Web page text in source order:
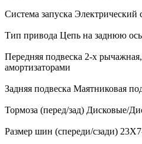
Система запуска Электрический
Тип привода Цепь на заднюю ось
Передняя подвеска 2-х
амортизаторами
Задняя подвеска Маятниковая
Тормоза (перед/зад) Дисковые/
Размер шин (спереди/сзади)